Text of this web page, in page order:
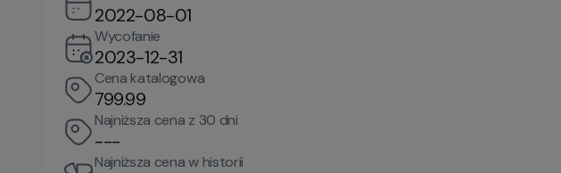
2022-08-01
Wycofanie
2023-12-31
Cena katalogowa
799.99
Najniższa cena z 30 dni
---
Najniższa cena w historii